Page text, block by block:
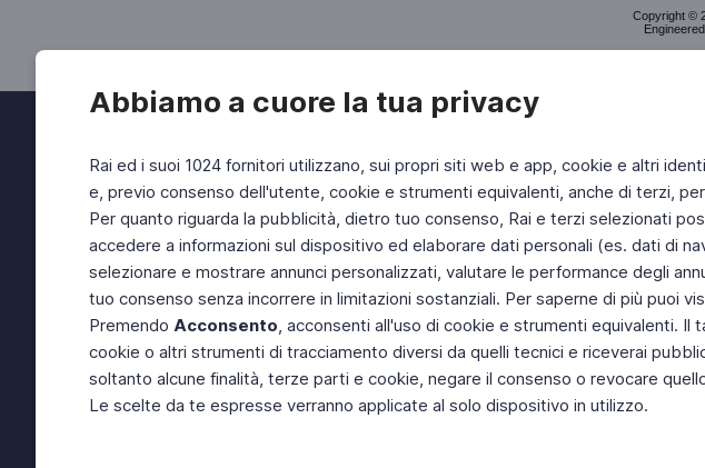
Abbiamo a cuore la tua privacy
Rai ed i suoi 1024 fornitori utilizzano, sui propri siti web e app, cookie e altri
e, previo consenso dell'utente, cookie e strumenti equivalenti, anche di terzi,
Per quanto riguarda la pubblicità, dietro tuo consenso, Rai e terzi selezionati
accedere a informazioni sul dispositivo ed elaborare dati personali (es. dati di
selezionare e mostrare annunci personalizzati, valutare le performance degli
tuo consenso senza incorrere in limitazioni sostanziali. Per saperne di più puoi
Premendo Acconsento, acconsenti all'uso di cookie e strumenti equivalenti. Il
cookie o altri strumenti di tracciamento diversi da quelli tecnici e riceverai
soltanto alcune finalità, terze parti e cookie, negare il consenso o revocare
Le scelte da te espresse verranno applicate al solo dispositivo in utilizzo.
Copyright ©